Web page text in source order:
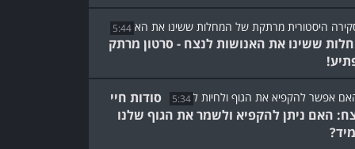
5:44
ששינו את האנושות לנצח - סרטון מרתק
5:34
סודות חיי
האם ניתן להקפיא ולשמר את הגוף שלנו